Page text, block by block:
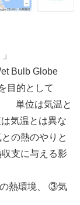
Bulb Globe
目的として
単位は気温と
気温とは異な
の熱のやりと
支に与える影
熱環境、 ③気